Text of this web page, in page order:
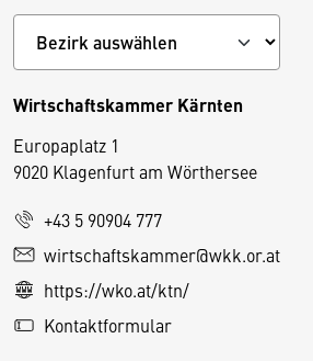
Wirtschaftskammer Kärnten
Europaplatz 1
9020 Klagenfurt am Wörthersee
+43 5 90904 777
wirtschaftskammer@wkk.or.at
https://wko.at/ktn/
Kontaktformular
D
e
s